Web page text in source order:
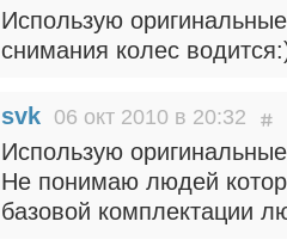
Использую
снимания колес
svk 06 окт 2010 в 20:32
Использую оригинальные
Не понимаю людей
базовой комплектации